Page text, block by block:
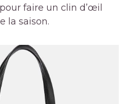
faire un clin d’œil
la saison.